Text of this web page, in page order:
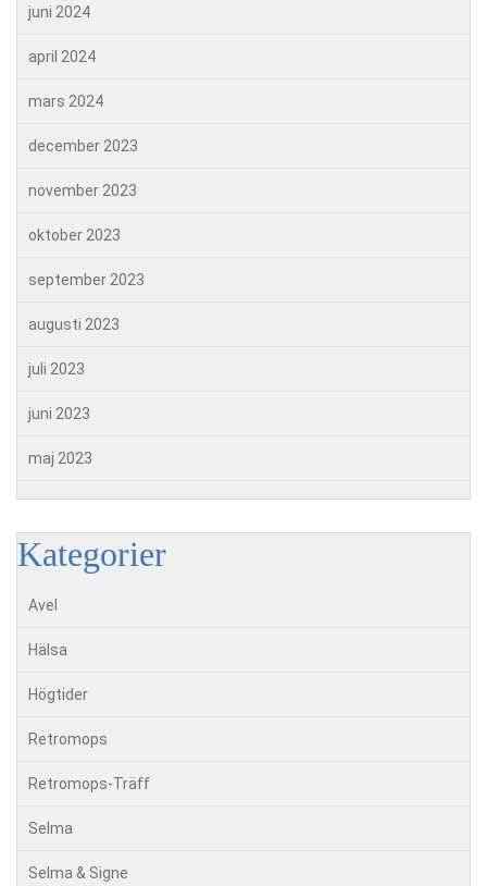
juni 2024
april 2024
mars 2024
december 2023
november 2023
oktober 2023
september 2023
augusti 2023
juli 2023
juni 2023
maj 2023
Kategorier
Avel
Hälsa
Högtider
Retromops
Retromops-Träff
Selma
Selma & Signe